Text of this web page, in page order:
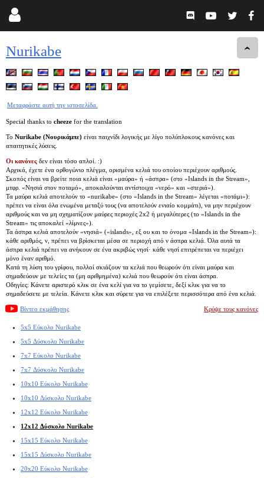
Nurikabe
Μεταφράστε αυτή την ιστοσελίδα.
Special thanks to cheeze for the translation
Το Nurikabe (Νουρικάμπε) είναι παιχνίδι λογικής με λίγο πολύπλοκους κανόνες και
απαιτητικές λύσεις.
Οι κανόνες δεν είναι τόσο απλοί. :)
Αρχικά, έχετε ένα ορθογώνιο πλέγμα, ορισμένα κελιά του οποίου περιέχουν αριθμούς.
Σκοπός είναι να βρείτε ποια κελιά είναι «μαύρα» ή «άσπρα» (στο «Islands in the Stream»,
μτφρ. «Νησιά στον ποταμό», αποκαλούνται αντίστοιχα «νερό» και «στεριά»).
Τα μαύρα κελιά αποτελούν το «nurikabe» (στο «Islands in the Stream» λέγεται «ποτάμι»):
πρέπει να είναι όλα ενωμένα μεταξύ τους (να αποτελούν ενιαίο κομμάτι), να μην περιέχουν
αριθμούς και να μη σχηματίζουν μαύρες περιοχές 2x2 ή μεγαλύτερες (το «Islands in the
Stream» τις αποκαλεί «λίμνες»).
Τα άσπρα κελιά αποτελούν «νησιά» («islands», εξ ου και το όνομα «Islands in the Stream»):
κάθε αριθμός, ν, πρέπει να βρίσκεται μέσα σε περιοχή από ν άσπρα κελιά. Όλα αυτά τα
άσπρα κελιά πρέπει να ανήκουν σε ένα ακριβώς νησί· κάθε νησί επιτρέπεται να περιέχει
μόνο έναν αριθμό.
Κατά τη λύση του γρίφου, πολλοί σκιάζουν τα κελιά που θεωρούν ότι είναι μαύρα και
σημαδεύουν με τελείες τα (μη αριθμημένα) κελιά που θεωρούν ότι είναι άσπρα.
Οδηγίες: Κάνετε αριστερό κλικ σε ένα κελί για να το γεμίσετε, δεξί κλικ για να το
σημαδεύσετε με τελεία. Κάνετε κλικ και σύρετε για να επιλέξετε περισσότερα από ένα κελιά.
Βίντεο εκμάθησης Κρύψε τους κανόνες
5x5 Εύκολο Nurikabe
5x5 Δύσκολο Nurikabe
7x7 Εύκολο Nurikabe
7x7 Δύσκολο Nurikabe
10x10 Εύκολο Nurikabe
10x10 Δύσκολο Nurikabe
12x12 Εύκολο Nurikabe
12x12 Δύσκολο Nurikabe
15x15 Εύκολο Nurikabe
15x15 Δύσκολο Nurikabe
20x20 Εύκολο Nurikabe